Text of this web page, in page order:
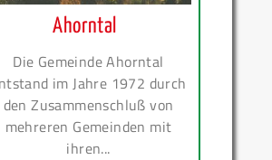
Ahorntal
Die Gemeinde Ahorntal
im Jahre 1972 durch
den Zusammenschluß von
mehreren Gemeinden mit
ihren...